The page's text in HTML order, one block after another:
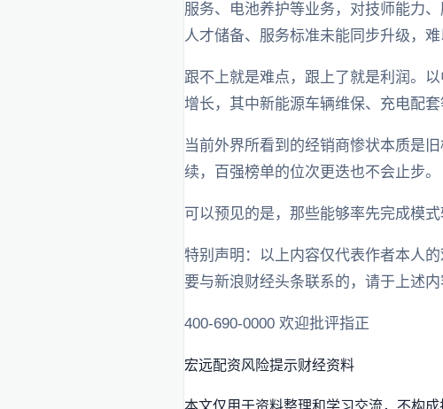
服务、电池养护等业务，对技师能力
人才储备、服务标准未能同步升级，
跟不上就是难点，跟上了就是利润。
增长，其中新能源车辆维保、充电配
当前外界所看到的经销商惨状本质是
续，百强榜单的位次更迭也不会止步。
可以预见的是，那些能够率先完成模
特别声明：以上内容仅代表作者本人
要与新浪财经头条联系的，请于上述内
400-690-0000 欢迎批评指正
宏远配资风险提示财经资料